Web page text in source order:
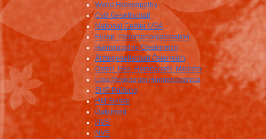
World Homeopathy
CvB Gesellschaft
National Center USA
Europ. Patientenorganisation
Homöopathie Oesterreich
Ärztegesellschaft Österreich
Österr. Ges. Homöopath. Medizin
Liga Medicorum Homoeopathica
SHP Prüfung
HM Suisse
Dakomed
HVS
NVS